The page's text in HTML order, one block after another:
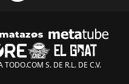
S. DE R.L. DE C.V.